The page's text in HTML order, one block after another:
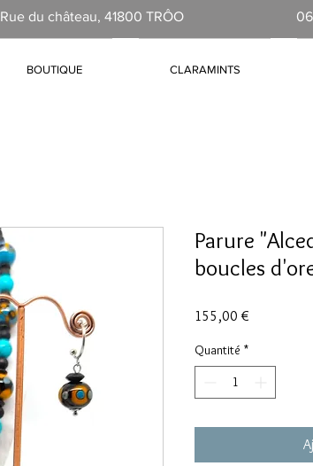
Rue du château, 41800 TRÔO
BOUTIQUE CLARAMINTS
Parure
boucles
155,00 €
Quantité *